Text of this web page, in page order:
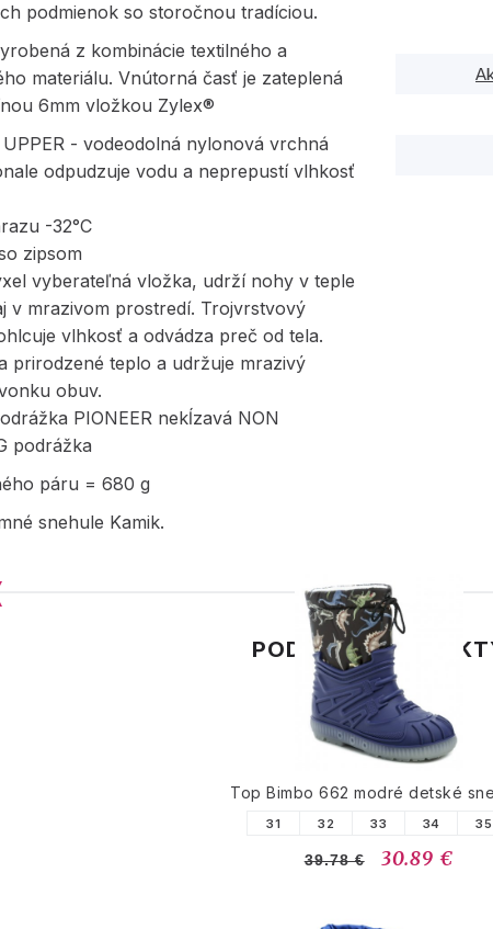
podmienok so storočnou tradíciou.
z kombinácie textilného a
materiálu. Vnútorná časť je zateplená
6mm vložkou Zylex®
- vodeodolná nylonová vrchná
odpudzuje vodu a neprepustí vlhkosť
-32°C
zipsom
vyberateľná vložka, udrží nohy v teple
v mrazivom prostredí. Trojvrstvový
vlhkosť a odvádza preč od tela.
prirodzené teplo a udržuje mrazivý
obuv.
PIONEER nekĺzavá NON
podrážka
páru = 680 g
snehule Kamik.
PODOBNÉ
Top Bimbo 662 modré detské
31 32 33 34 35
39.78 € 30.89 €